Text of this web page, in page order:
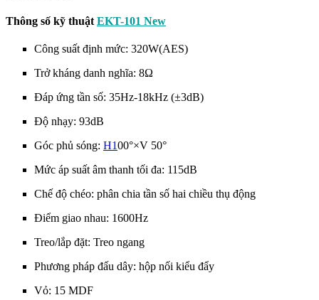
Thông số kỹ thuật EKT-101 New
Công suất định mức: 320W(AES)
Trở kháng danh nghĩa: 8Ω
Đáp ứng tần số: 35Hz-18kHz (±3dB)
Độ nhạy: 93dB
Góc phủ sóng: H100°×V 50°
Mức áp suất âm thanh tối đa: 115dB
Chế độ chéo: phân chia tần số hai chiều thụ động
Điểm giao nhau: 1600Hz
Treo/lắp đặt: Treo ngang
Phương pháp đấu dây: hộp nối kiểu đẩy
Vỏ: 15 MDF